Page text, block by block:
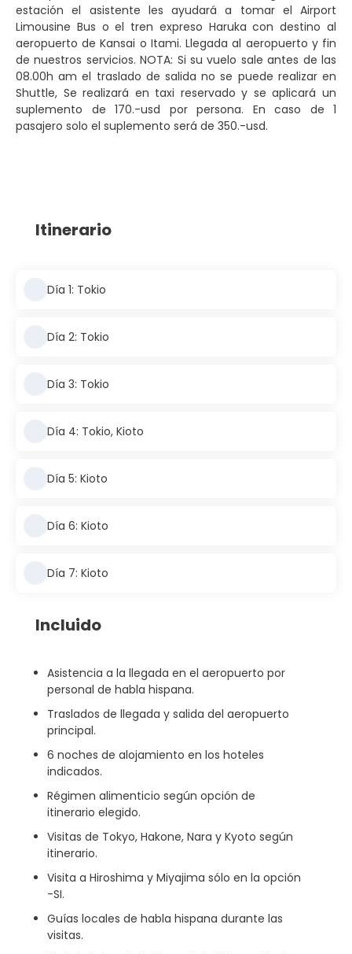
estación el asistente les ayudará a tomar el Airport
Limousine Bus o el tren expreso Haruka con destino al
aeropuerto de Kansai o Itami. Llegada al aeropuerto y fin
de nuestros servicios. NOTA: Si su vuelo sale antes de las
08.00h am el traslado de salida no se puede realizar en
Shuttle, Se realizará en taxi reservado y se aplicará un
suplemento de 170.-usd por persona. En caso de 1
pasajero solo el suplemento será de 350.-usd.
Itinerario
Día 1: Tokio
Día 2: Tokio
Día 3: Tokio
Día 4: Tokio, Kioto
Día 5: Kioto
Día 6: Kioto
Día 7: Kioto
Incluido
Asistencia a la llegada en el aeropuerto por
personal de habla hispana.
Traslados de llegada y salida del aeropuerto
principal.
6 noches de alojamiento en los hoteles
indicados.
Régimen alimenticio según opción de
itinerario elegido.
Visitas de Tokyo, Hakone, Nara y Kyoto según
itinerario.
Visita a Hiroshima y Miyajima sólo en la opción
-SI.
Guías locales de habla hispana durante las
visitas.